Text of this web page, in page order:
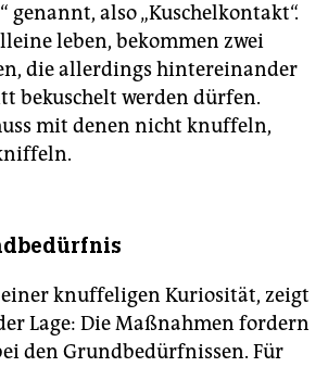
genannt, also „Kuschelkontakt“.
leben, bekommen zwei
die allerdings hintereinander
bekuschelt werden dürfen.
mit denen nicht knuffeln,
knuffeligen Kuriosität, zeigt
Lage: Die Maßnahmen fordern
den Grundbedürfnissen. Für